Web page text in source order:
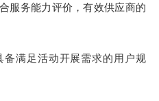
务能力评价，有效供应商的
满足活动开展需求的用户规